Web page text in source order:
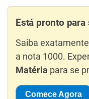
Está pronto para
Saiba
a nota 1000.
Matéria para se
Comece Agora